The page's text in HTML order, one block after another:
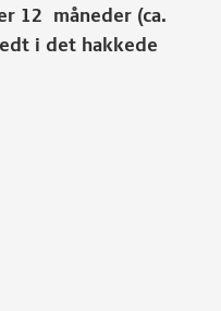
12 måneder (ca.
i det hakkede